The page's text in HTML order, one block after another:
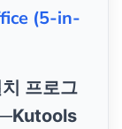
(5-in-
프로그
Kutools